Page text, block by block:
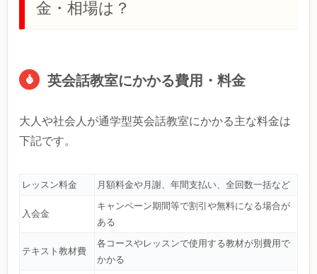
金・相場は？
英会話教室にかかる費用・料金
大人や社会人が通学型英会話教室にかかる主な料金は
下記です。
レッスン料金 月額料金や月謝、年間支払い、全回数一括など
入会金
キャンペーン期間等で割引や無料になる場合が
ある
テキスト教材費
各コースやレッスンで使用する教材が別費用で
かかる